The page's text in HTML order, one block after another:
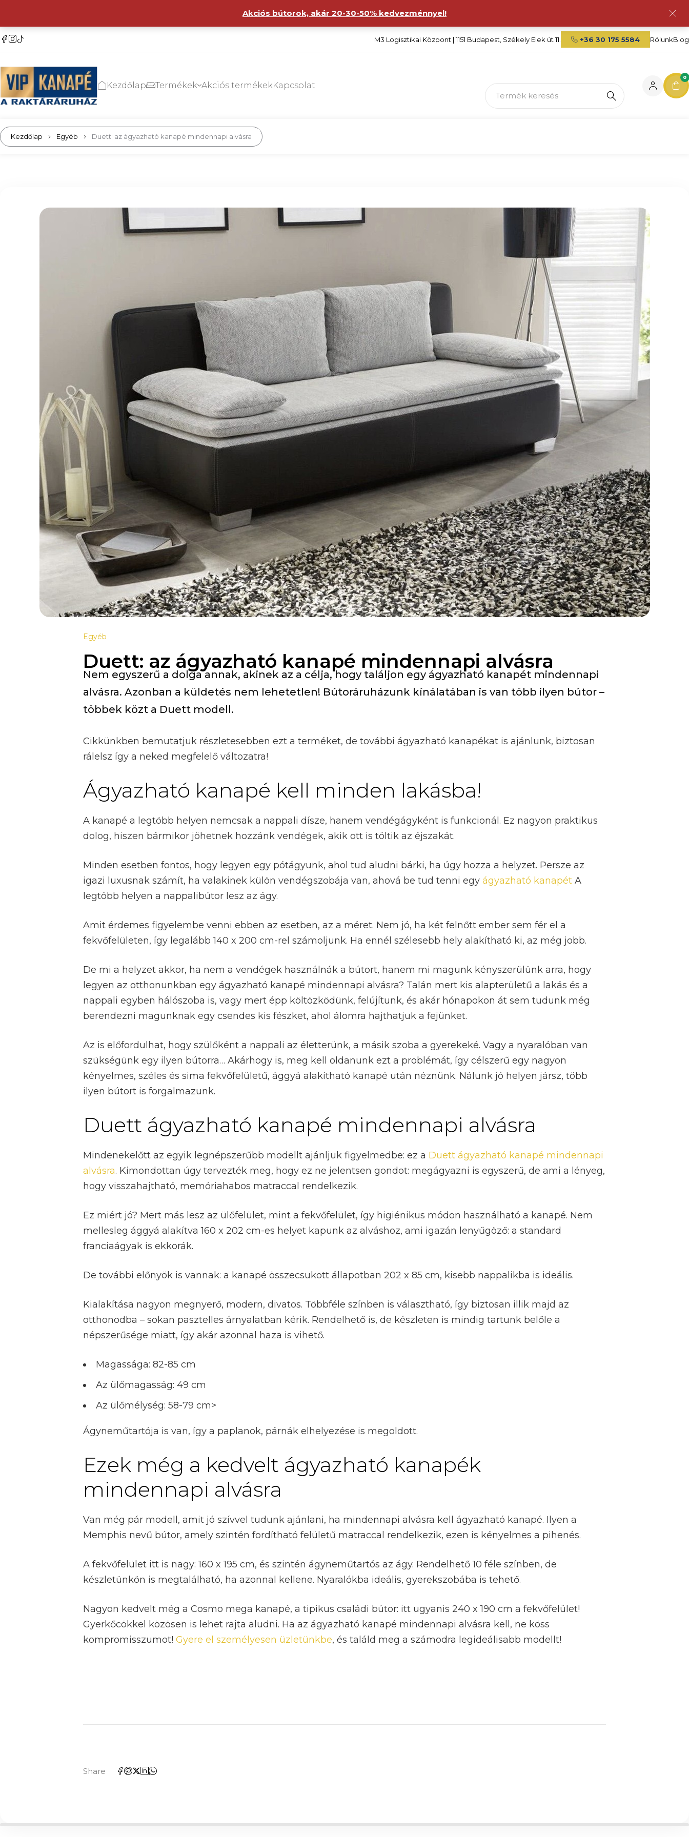
Akciós bútorok, akár 20-30-50% kedvezménnyel!
M3 Logisztikai Központ | 1151 Budapest, Székely Elek út 11. +36 30 175 5584 RólunkBlog
Kezdőlap Termékek Akciós termékekKapcsolat
0
Kezdőlap Egyéb Duett: az ágyazható kanapé mindennapi alvásra
Egyéb
Duett: az ágyazható kanapé mindennapi alvásra
Nem egyszerű a dolga annak, akinek az a célja, hogy találjon egy ágyazható kanapét mindennapi
alvásra. Azonban a küldetés nem lehetetlen! Bútoráruházunk kínálatában is van több ilyen bútor –
többek közt a Duett modell.
Cikkünkben bemutatjuk részletesebben ezt a terméket, de további ágyazható kanapékat is ajánlunk, biztosan
rálelsz így a neked megfelelő változatra!
Ágyazható kanapé kell minden lakásba!
A kanapé a legtöbb helyen nemcsak a nappali dísze, hanem vendégágyként is funkcionál. Ez nagyon praktikus
dolog, hiszen bármikor jöhetnek hozzánk vendégek, akik ott is töltik az éjszakát.
Minden esetben fontos, hogy legyen egy pótágyunk, ahol tud aludni bárki, ha úgy hozza a helyzet. Persze az
igazi luxusnak számít, ha valakinek külön vendégszobája van, ahová be tud tenni egy ágyazható kanapét A
legtöbb helyen a nappalibútor lesz az ágy.
Amit érdemes figyelembe venni ebben az esetben, az a méret. Nem jó, ha két felnőtt ember sem fér el a
fekvőfelületen, így legalább 140 x 200 cm-rel számoljunk. Ha ennél szélesebb hely alakítható ki, az még jobb.
De mi a helyzet akkor, ha nem a vendégek használnák a bútort, hanem mi magunk kényszerülünk arra, hogy
legyen az otthonunkban egy ágyazható kanapé mindennapi alvásra? Talán mert kis alapterületű a lakás és a
nappali egyben hálószoba is, vagy mert épp költözködünk, felújítunk, és akár hónapokon át sem tudunk még
berendezni magunknak egy csendes kis fészket, ahol álomra hajthatjuk a fejünket.
Az is előfordulhat, hogy szülőként a nappali az életterünk, a másik szoba a gyerekeké. Vagy a nyaralóban van
szükségünk egy ilyen bútorra… Akárhogy is, meg kell oldanunk ezt a problémát, így célszerű egy nagyon
kényelmes, széles és sima fekvőfelületű, ággyá alakítható kanapé után néznünk. Nálunk jó helyen jársz, több
ilyen bútort is forgalmazunk.
Duett ágyazható kanapé mindennapi alvásra
Mindenekelőtt az egyik legnépszerűbb modellt ajánljuk figyelmedbe: ez a Duett ágyazható kanapé mindennapi
alvásra. Kimondottan úgy tervezték meg, hogy ez ne jelentsen gondot: megágyazni is egyszerű, de ami a lényeg,
hogy visszahajtható, memóriahabos matraccal rendelkezik.
Ez miért jó? Mert más lesz az ülőfelület, mint a fekvőfelület, így higiénikus módon használható a kanapé. Nem
mellesleg ággyá alakítva 160 x 202 cm-es helyet kapunk az alváshoz, ami igazán lenyűgöző: a standard
franciaágyak is ekkorák.
De további előnyök is vannak: a kanapé összecsukott állapotban 202 x 85 cm, kisebb nappalikba is ideális.
Kialakítása nagyon megnyerő, modern, divatos. Többféle színben is választható, így biztosan illik majd az
otthonodba – sokan pasztelles árnyalatban kérik. Rendelhető is, de készleten is mindig tartunk belőle a
népszerűsége miatt, így akár azonnal haza is vihető.
Magassága: 82-85 cm
Az ülőmagasság: 49 cm
Az ülőmélység: 58-79 cm>
Ágyneműtartója is van, így a paplanok, párnák elhelyezése is megoldott.
Ezek még a kedvelt ágyazható kanapék
mindennapi alvásra
Van még pár modell, amit jó szívvel tudunk ajánlani, ha mindennapi alvásra kell ágyazható kanapé. Ilyen a
Memphis nevű bútor, amely szintén fordítható felületű matraccal rendelkezik, ezen is kényelmes a pihenés.
A fekvőfelület itt is nagy: 160 x 195 cm, és szintén ágyneműtartós az ágy. Rendelhető 10 féle színben, de
készletünkön is megtalálható, ha azonnal kellene. Nyaralókba ideális, gyerekszobába is tehető.
Nagyon kedvelt még a Cosmo mega kanapé, a tipikus családi bútor: itt ugyanis 240 x 190 cm a fekvőfelület!
Gyerkőcökkel közösen is lehet rajta aludni. Ha az ágyazható kanapé mindennapi alvásra kell, ne köss
kompromisszumot! Gyere el személyesen üzletünkbe, és találd meg a számodra legideálisabb modellt!
Share